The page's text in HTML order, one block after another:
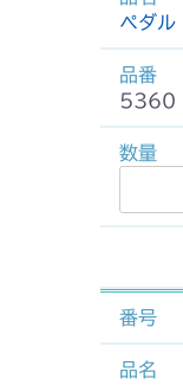
ペダル
5360